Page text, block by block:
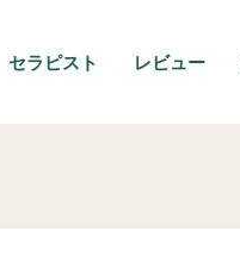
セラピスト レビュー